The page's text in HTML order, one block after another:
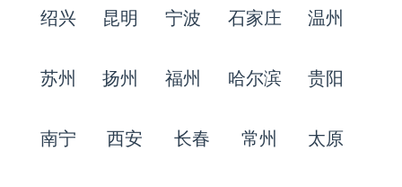
绍兴 昆明 宁波 石家庄 温州
苏州 扬州 福州 哈尔滨 贵阳
南宁 西安 长春 常州 太原